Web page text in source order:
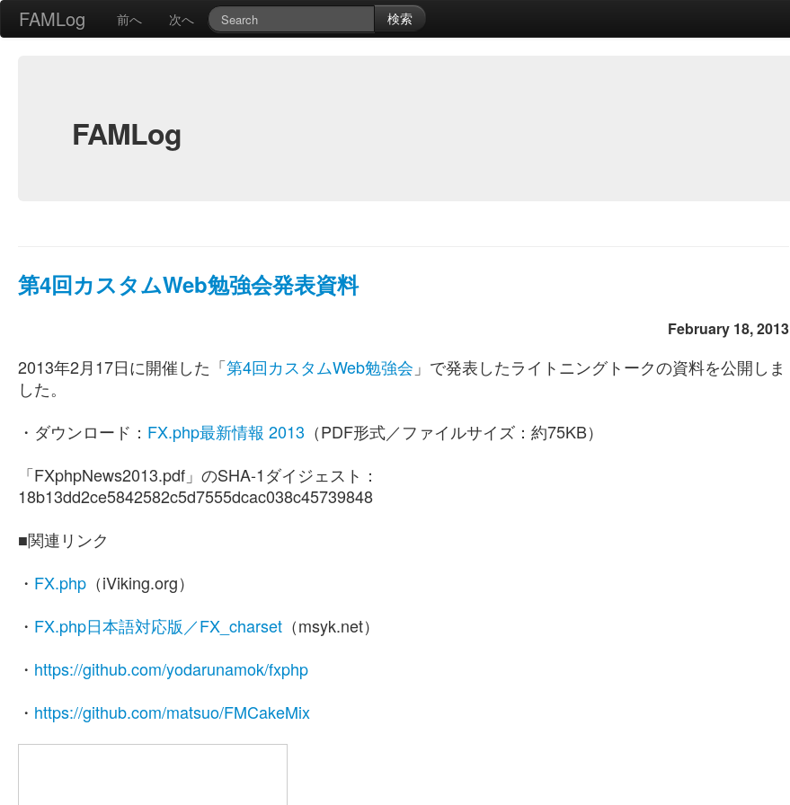
FAMLog 前へ 次へ 検索
FAMLog
第4回カスタムWeb勉強会発表資料
February 18, 2013
2013年2月17日に開催した「第4回カスタムWeb勉強会 」で発表したライトニングトークの資料を公開しま
した。
・ダウンロード： FX.php最新情報 2013 （PDF形式／ファイルサイズ：約75KB）
「FXphpNews2013.pdf」のSHA-1ダイジェスト：
18b13dd2ce5842582c5d7555dcac038c45739848
■関連リンク
・ FX.php （iViking.org）
・ FX.php日本語対応版／FX_charset （msyk.net）
・ https://github.com/yodarunamok/fxphp
・ https://github.com/matsuo/FMCakeMix